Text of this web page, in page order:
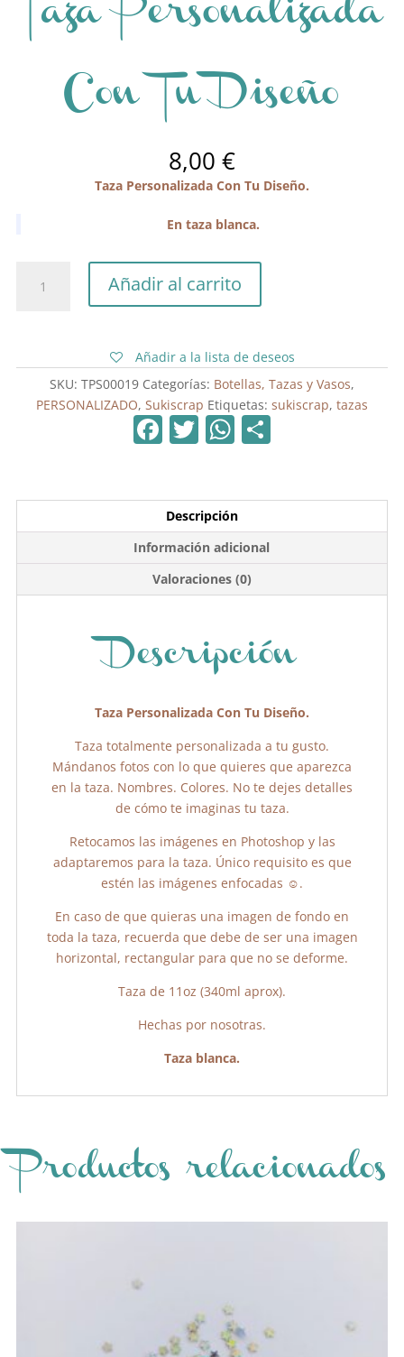
Taza Personalizada
Con Tu Diseño
8,00 €
Taza Personalizada Con Tu Diseño.
En taza blanca.
Personalizada
Añadir al carrito
Añadir a la lista de deseos
SKU: TPS00019 Categorías: Botellas, Tazas y Vasos,
PERSONALIZADO, Sukiscrap Etiquetas: sukiscrap, tazas
F
e
b
o
o
T
er
W
A
p
p
ar
tir
Descripción
Información adicional
Valoraciones (0)
Descripción
Taza Personalizada Con Tu Diseño.
Taza totalmente personalizada a tu gusto.
Mándanos fotos con lo que quieres que aparezca
en la taza. Nombres. Colores. No te dejes detalles
de cómo te imaginas tu taza.
Retocamos las imágenes en Photoshop y las
adaptaremos para la taza. Único requisito es que
estén las imágenes enfocadas ☺️.
En caso de que quieras una imagen de fondo en
toda la taza, recuerda que debe de ser una imagen
horizontal, rectangular para que no se deforme.
Taza de 11oz (340ml aprox).
Hechas por nosotras.
Taza blanca.
Productos relacionados